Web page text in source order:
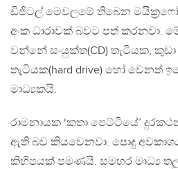
ඩිජිටල් මෙවලමේ තිබෙන
අංක ධාරාවක් බවට පත් කරනවා.
වන්නේ සංයුක්ත(CD) තැටියක, කුඩා
තැටියක(hard drive) හෝ වෙනත්
මාධ්‍යකයි.
රාමනායක ‘කතා පෙට්ටියේ’
ඇති බව කියවෙනවා. පොදු
කිහිපයක් පමණයි. සමහර මාධ්‍ය